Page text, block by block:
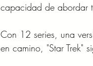
capacidad de abordar
Con 12 series, una
en camino, "Star Trek"